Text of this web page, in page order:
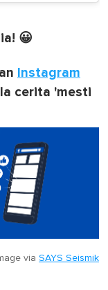
😀
Instagram
cerita 'mesti
via SAYS Seismik